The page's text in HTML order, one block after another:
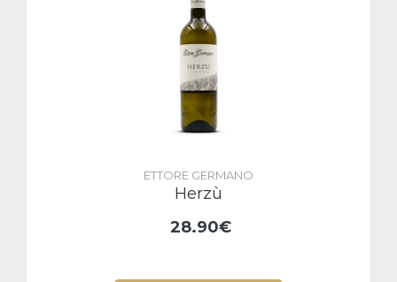
ETTORE GERMANO
Herzù
28.90€